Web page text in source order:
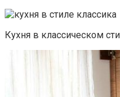
Кухня в классическом